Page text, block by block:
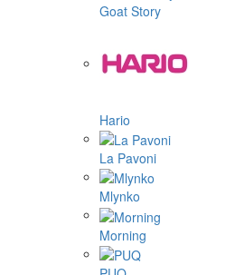
Goat Story
Hario
La Pavoni
Mlynko
Morning